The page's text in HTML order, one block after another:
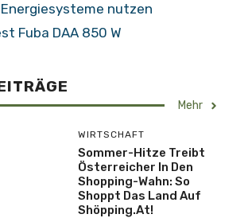
nutzen
Fuba DAA 850 W
Mehr
WIRTSCHAFT
Sommer-Hitze Treibt
Österreicher In Den
Shopping-Wahn: So
Shoppt Das Land Auf
Shöpping.at!